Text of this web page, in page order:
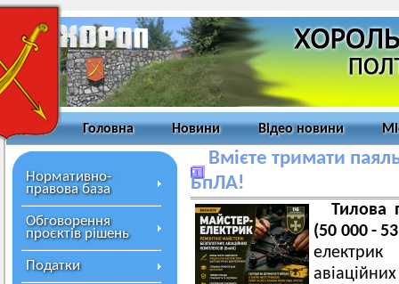
Головна Новини Відео новини
Нормативно-
правова база
Обговорення
проєктів рішень
Податки
Вмієте тримати
БпЛА!
Тилова
(50 000
електрик